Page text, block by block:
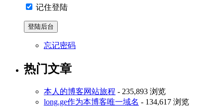
记住登陆
忘记密码
热门文章
本人的博客网站旅程 - 235,893 浏览
long.ge作为本博客唯一域名 - 134,617 浏览